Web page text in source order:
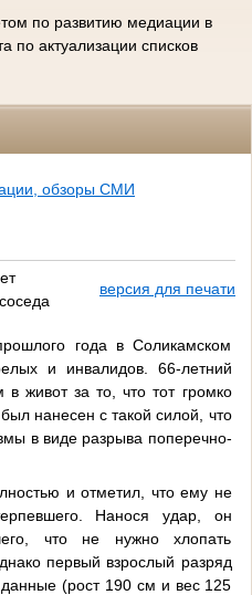
по развитию медиации в
по актуализации списков
обзоры СМИ
версия для печати
года в Соликамском
и инвалидов. 66-летний
живот за то, что тот громко
нанесен с такой силой, что
в виде разрыва поперечно-
и отметил, что ему не
Нанося удар, он
что не нужно хлопать
первый взрослый разряд
(рост 190 см и вес 125